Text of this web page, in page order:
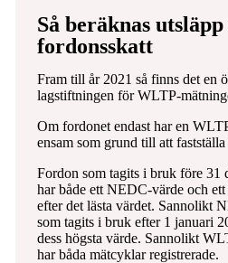
Så beräknas utsläpp
fordonsskatt
Fram till år 2021 så finns det en
lagstiftningen för WLTP-
Om fordonet endast har en
ensam som grund till att
Fordon som tagits i bruk före 31
har både ett NEDC-värde och
efter det lästa värdet. Sannolikt
som tagits i bruk efter 1 januari
dess högsta värde. Sannolikt
har båda mätcyklar registrerade.